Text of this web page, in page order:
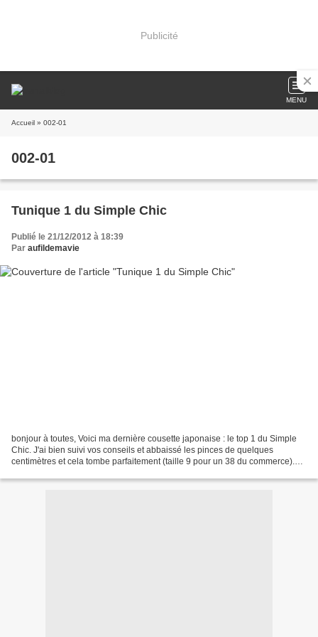
Publicité
MENU
Accueil » 002-01
002-01
Tunique 1 du Simple Chic
Publié le 21/12/2012 à 18:39
Par aufildemavie
bonjour à toutes, Voici ma dernière cousette japonaise : le top 1 du Simple
Chic. J'ai bien suivi vos conseils et abbaissé les pinces de quelques
centimètres et cela tombe parfaitement (taille 9 pour un 38 du commerce).